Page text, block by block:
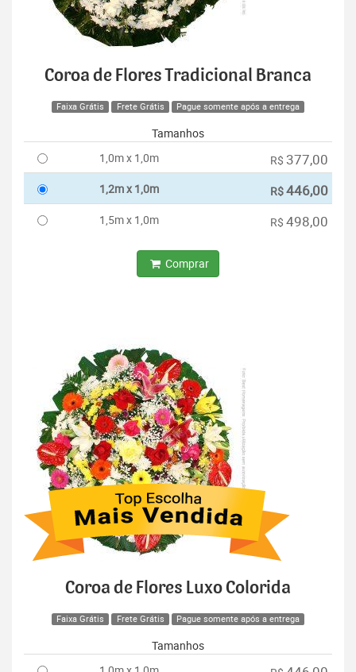
Coroa de Flores Tradicional Branca
Faixa Grátis Frete Grátis Pague somente após a entrega
Tamanhos
1,0m x 1,0m
R$ 377,00
1,2m x 1,0m R$446,00
1,5m x 1,0m R$ 498,00
Comprar
Coroa de Flores Luxo Colorida
Faixa Grátis Frete Grátis Pague somente após a entrega
Tamanhos